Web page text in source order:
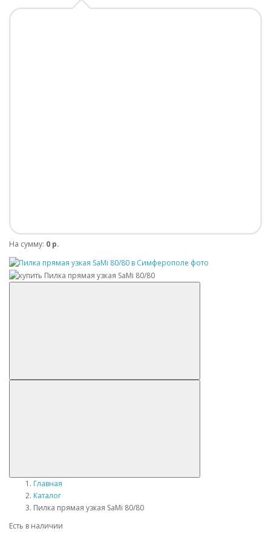
На сумму: 0 р.
Главная
Каталог
Пилка прямая узкая SaMi 80/80
Есть в наличии